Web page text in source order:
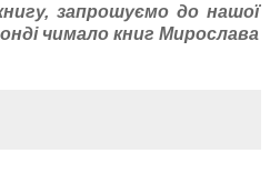
запрошуємо до нашої
чимало книг Мирослава